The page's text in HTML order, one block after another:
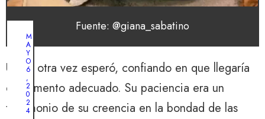
Fuente: @giana_sabatino
Una y otra vez esperó, confiando en que llegaría
el momento adecuado. Su paciencia era un
testimonio de su creencia en la bondad de las
M
A
Y
O
6
,
2
0
2
4